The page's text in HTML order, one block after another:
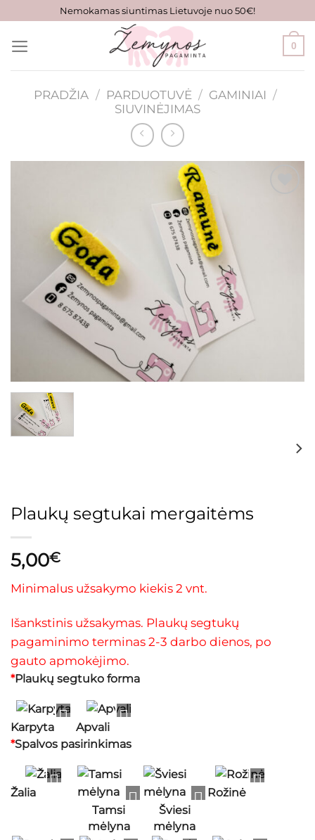
content
Nemokamas siuntimas Lietuvoje nuo 50€!
0
PRADŽIA / PARDUOTUVĖ / GAMINIAI /
SIUVINĖJIMAS
Mėgstamiausias
Plaukų segtukai mergaitėms
5,00€
Minimalus užsakymo kiekis 2 vnt.
Išankstinis užsakymas. Plaukų segtukų
pagaminimo terminas 2-3 darbo dienos, po
gauto apmokėjimo.
*Plaukų segtuko forma
Karpyta
Apvali
*Spalvos pasirinkimas
Žalia
Tamsi
mėlyna
Šviesi
mėlyna
Rožinė